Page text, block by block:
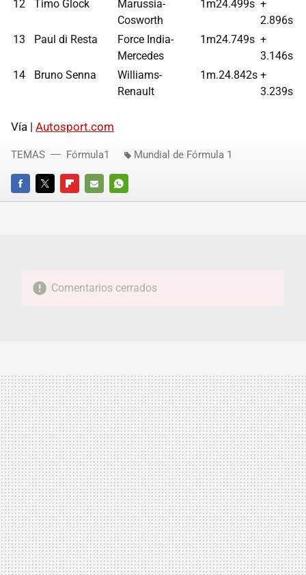
12
Timo Glock
Marussia-
Cosworth
1m24.499s +
2.896s
13
Paul di Resta
Force India-
Mercedes
1m24.749s +
3.146s
14
Bruno Senna
Williams-
Renault
1m.24.842s +
3.239s
Vía | Autosport.com
FACEBOOKTWITTERFLIPBOARD
E-
WHATSAPP
TEMAS Fórmula1 Mundial de Fórmula 1
Comentarios cerrados